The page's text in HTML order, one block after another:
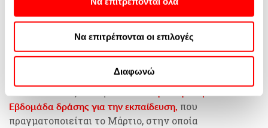
πάντα να αλλάξετε τις προτιμήσεις σας επιστρέφοντας
σε αυτόν τον ιστότοπο ή επισκεπτόμενοι την πολιτική
απορρήτου μας.
Περισσοτερες πληροφορίες μπορείτε να βρείτε στην
και στην
Πολιτική Απορρήτου της
Να επιτρέπονται οι επιλογές
Διαφωνώ
σχεδιάζει καινοτόμα εκπαιδευτικά προγράμματα, που
υλοποιούνται στα ελληνικά σχολεία, ενώ υποδέχεται
κάθε χρόνο στο εκπαιδευτικό κέντρο περισσότερα
από 150 σχολεία και 5000 παιδιά με προγράμματα που
κόσμο και καλλιεργούν την αλληλεγγύη. Από το
Εβδομάδα δράσης για την εκπαίδευση, που
πραγματοποιείται το Μάρτιο, στην οποία